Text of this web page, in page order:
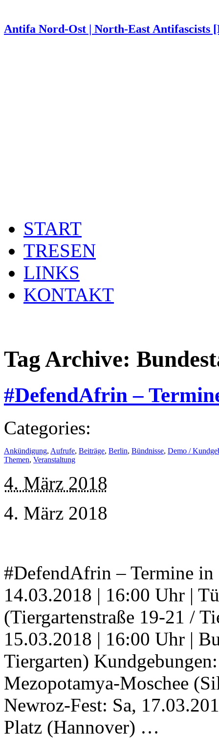
Antifa Nord-Ost | North-East Antifascists
START
TRESEN
LINKS
KONTAKT
Tag Archive:
#DefendAfrin –
Categories:
Ankündigung, Aufrufe, Beiträge, Berlin, Bündnisse, Demo /
Themen, Veranstaltung
4. März 2018
4. März 2018
#DefendAfrin – Termine
14.03.2018 | 16:00 Uhr |
(Tiergartenstraße 19-21 /
15.03.2018 | 16:00 Uhr |
Tiergarten)
Mezopotamya-Moschee
Newroz-Fest: Sa,
Platz (Hannover) …